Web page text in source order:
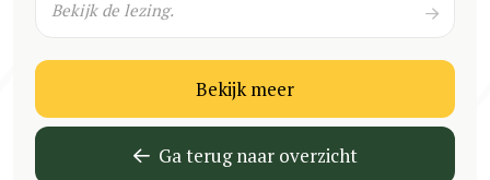
Bekijk de lezing.
Bekijk meer
Ga terug naar overzicht